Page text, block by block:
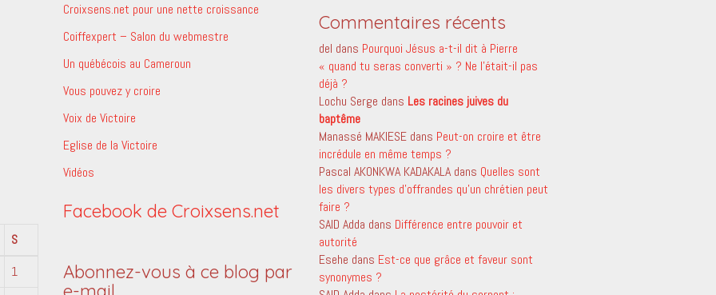
S
1
Croixsens.net pour une nette croissance
Coiffexpert – Salon du webmestre
Un québécois au Cameroun
Vous pouvez y croire
Voix de Victoire
Eglise de la Victoire
Vidéos
Facebook de Croixsens.net
Abonnez-vous à ce blog par
Commentaires récents
del dans Pourquoi Jésus a-t-il dit à Pierre
« quand tu seras converti » ? Ne l’était-il pas
déjà ?
Lochu Serge dans Les racines juives du
baptême
Manassé MAKIESEdans Peut-on croire et être
incrédule en même temps ?
Pascal AKONKWA KADAKALAdans Quelles sont
les divers types d’offrandes qu’un chrétien peut
faire ?
SAID Adda dans Différence entre pouvoir et
autorité
Esehe dans Est-ce que grâce et faveur sont
synonymes ?